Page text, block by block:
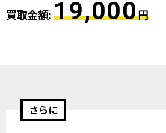
買取金額:19,000円
さらに